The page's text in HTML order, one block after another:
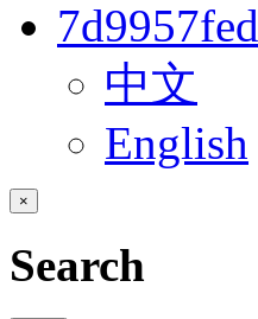
中文
English
×
Search